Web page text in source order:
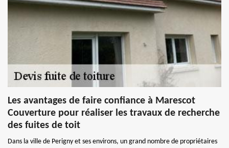
Les avantages de faire confiance à Marescot
Couverture pour réaliser les travaux de recherche
des fuites de toit
Dans la ville de Perigny et ses environs, un grand nombre de propriétaires